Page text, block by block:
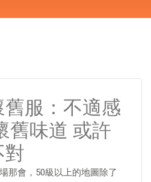
服：不適感
舊味道 或許
那會，50級以上的地圖除了